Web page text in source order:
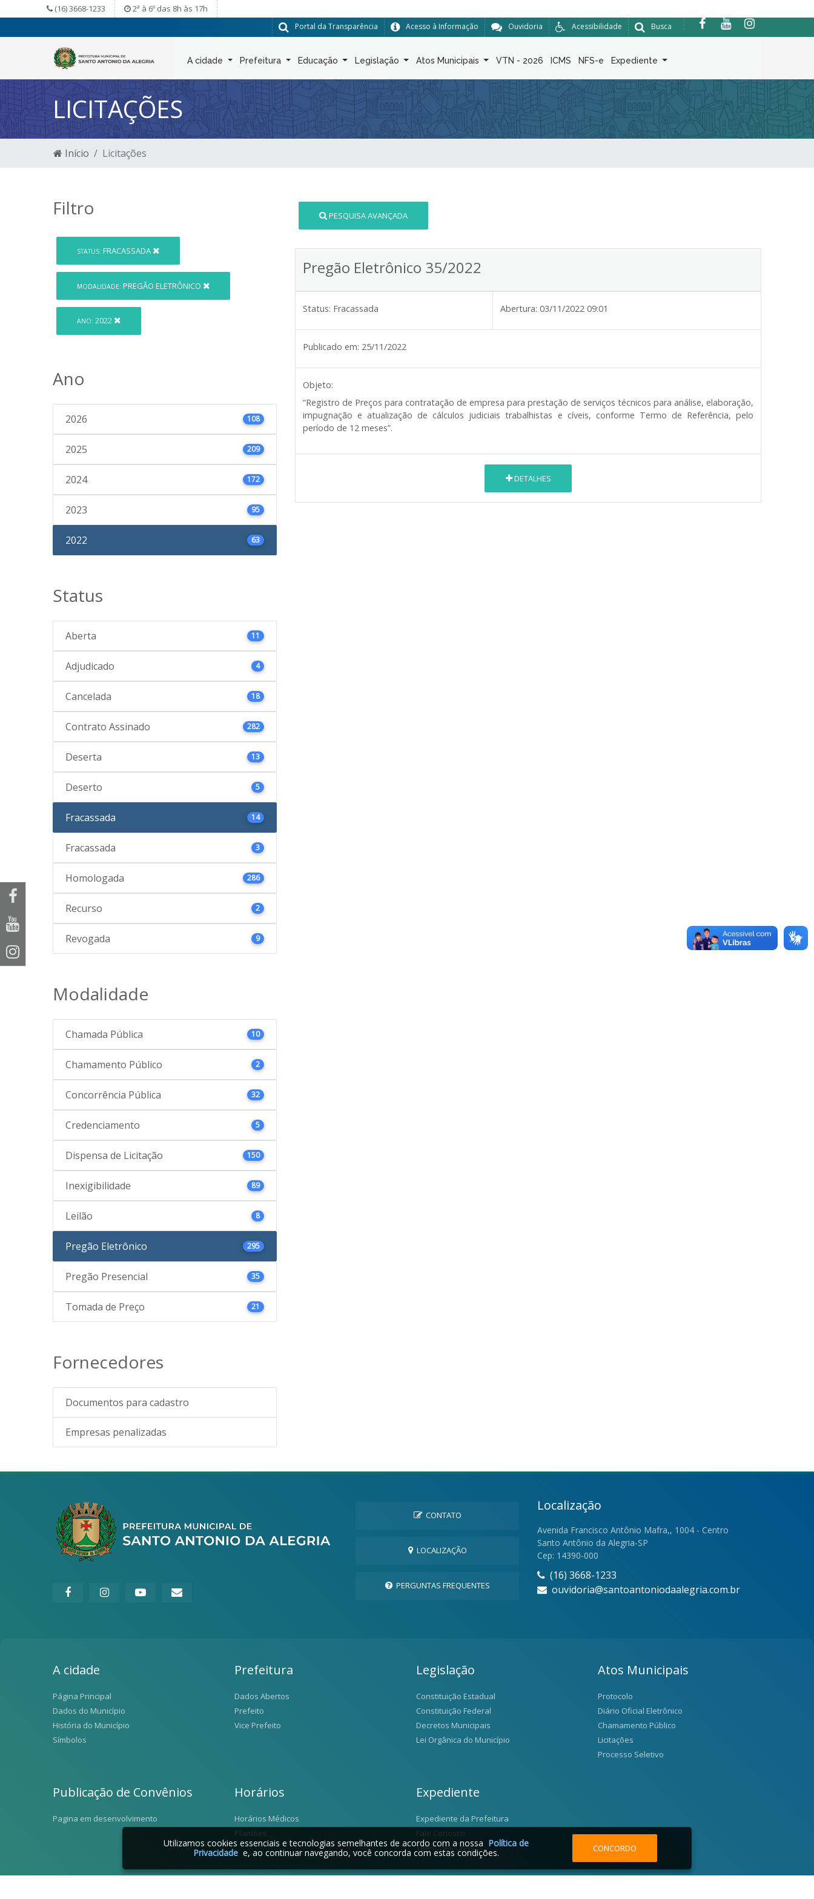
(16) 3668-1233 2ª à 6º das 8h às 17h
Busca
Acessibilidade
Ouvidoria
Acesso à Informação
Portal da Transparência
A cidade Prefeitura Educação Legislação Atos Municipais VTN - 2026 ICMS NFS-e Expediente
LICITAÇÕES
Início Licitações
Filtro
STATUS: FRACASSADA
MODALIDADE: PREGÃO ELETRÔNICO
ANO: 2022
Ano
2026 108
2025 209
2024 172
2023 95
2022 63
Status
Aberta 11
Adjudicado 4
Cancelada 18
Contrato Assinado 282
Deserta 13
Deserto 5
Fracassada 14
Fracassada 3
Homologada 286
Recurso 2
Revogada 9
Modalidade
Chamada Pública 10
Chamamento Público 2
Concorrência Pública 32
Credenciamento 5
Dispensa de Licitação 150
Inexigibilidade 89
Leilão 8
Pregão Eletrônico 295
Pregão Presencial 35
Tomada de Preço 21
Fornecedores
Documentos para cadastro
Empresas penalizadas
PESQUISA AVANÇADA
Pregão Eletrônico 35/2022
Status: Fracassada Abertura: 03/11/2022 09:01
Publicado em: 25/11/2022
Objeto:
“Registro de Preços para contratação de empresa para prestação de serviços técnicos para análise, elaboração,
impugnação e atualização de cálculos judiciais trabalhistas e cíveis, conforme Termo de Referência, pelo
período de 12 meses”.
DETALHES
CONTATO
LOCALIZAÇÃO
PERGUNTAS FREQUENTES
Localização
Avenida Francisco Antônio Mafra,, 1004 - Centro
Santo Antônio da Alegria-SP
Cep: 14390-000
(16) 3668-1233
ouvidoria@santoantoniodaalegria.com.br
A cidade
Página Principal
Dados do Município
História do Município
Símbolos
Prefeitura
Dados Abertos
Prefeito
Vice Prefeito
Legislação
Constituição Estadual
Constituição Federal
Decretos Municipais
Lei Orgânica do Município
Atos Municipais
Protocolo
Diário Oficial Eletrônico
Chamamento Público
Licitações
Processo Seletivo
Publicação de Convênios
Pagina em desenvolvimento
Horários
Horários Médicos
Plantões
Expediente
Expediente da Prefeitura
Fale Conosco
Telefones Úteis
Utilizamos cookies essenciais e tecnologias semelhantes de acordo com a nossa Política de
Privacidade e, ao continuar navegando, você concorda com estas condições. CONCORDO